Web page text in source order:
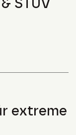
extreme